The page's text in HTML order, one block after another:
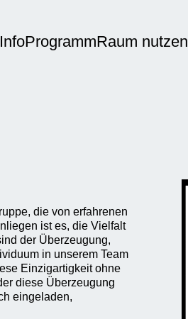
InfoProgrammRaum nutzen
die von erfahrenen
ist es, die Vielfalt
der Überzeugung,
in unserem Team
Einzigartigkeit ohne
diese Überzeugung
eingeladen,